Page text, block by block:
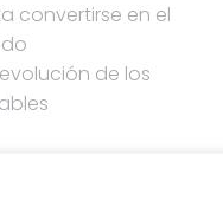
convertirse en el
de los